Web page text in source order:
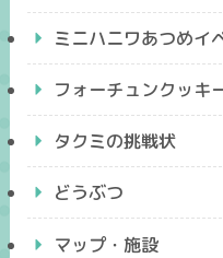
ミニハニワあつめイ
フォーチュンクッキ
タクミの挑戦状
どうぶつ
マップ・施設